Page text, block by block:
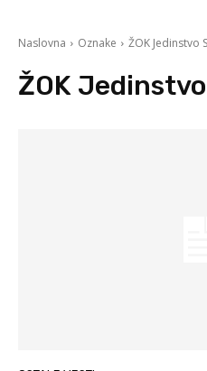
Naslovna Oznake ŽOK Jedinstvo
ŽOK